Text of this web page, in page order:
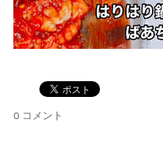
0 コメント